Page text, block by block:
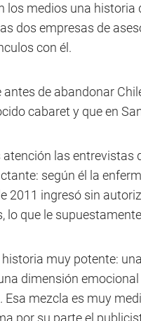
los medios una
dos empresas de
con él.
antes de abandonar
cabaret y que en
las entrevistas
según él la
2011 ingresó sin
lo que le
muy potente:
dimensión
mezcla es muy
por su parte el